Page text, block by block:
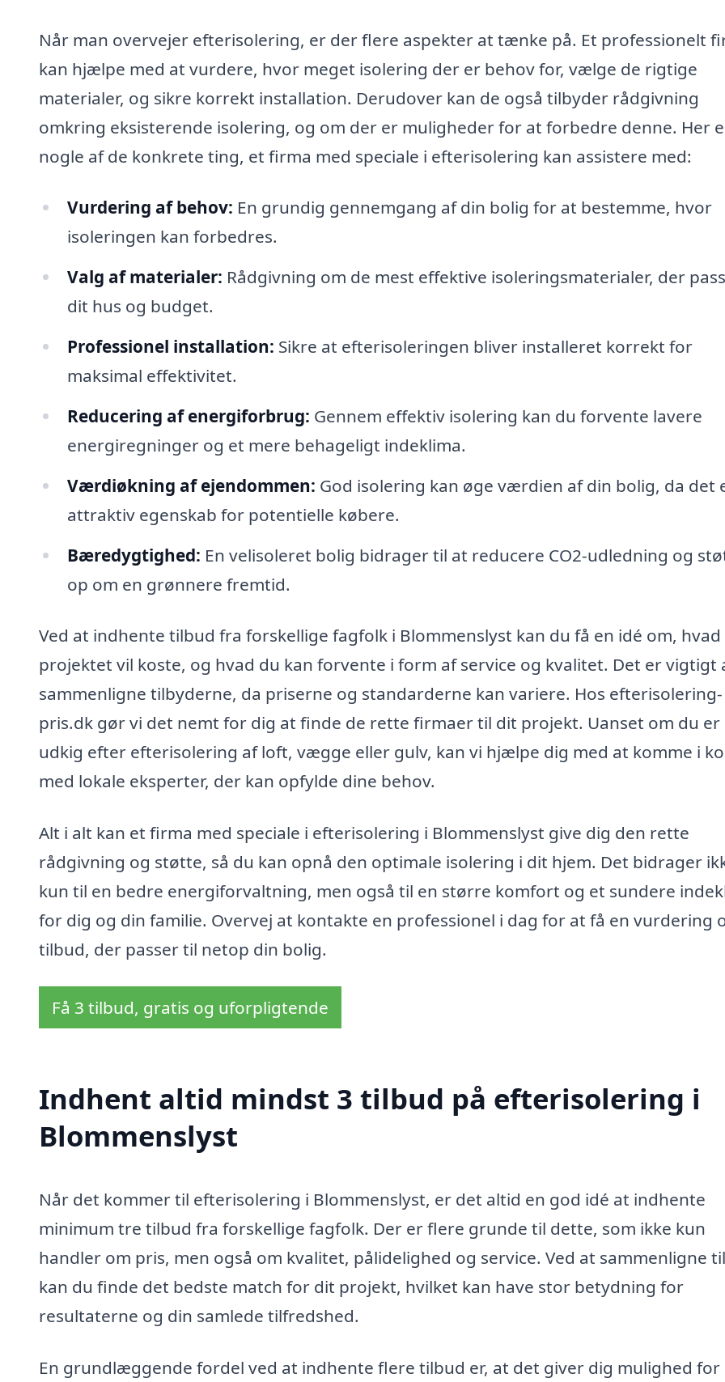
Når man overvejer efterisolering, er der flere aspekter at tænke på. Et professionelt
kan hjælpe med at vurdere, hvor meget isolering der er behov for, vælge de rigtige
materialer, og sikre korrekt installation. Derudover kan de også tilbyder rådgivning
omkring eksisterende isolering, og om der er muligheder for at forbedre denne. Her
nogle af de konkrete ting, et firma med speciale i efterisolering kan assistere med:
Vurdering af behov: En grundig gennemgang af din bolig for at bestemme, hvor
isoleringen kan forbedres.
Valg af materialer: Rådgivning om de mest effektive isoleringsmaterialer, der
dit hus og budget.
Professionel installation: Sikre at efterisoleringen bliver installeret korrekt for
maksimal effektivitet.
Reducering af energiforbrug: Gennem effektiv isolering kan du forvente lavere
energiregninger og et mere behageligt indeklima.
Værdiøkning af ejendommen: God isolering kan øge værdien af din bolig, da det
attraktiv egenskab for potentielle købere.
Bæredygtighed: En velisoleret bolig bidrager til at reducere CO2-udledning og
op om en grønnere fremtid.
Ved at indhente tilbud fra forskellige fagfolk i Blommenslyst kan du få en idé om, hvad
projektet vil koste, og hvad du kan forvente i form af service og kvalitet. Det er vigtigt
sammenligne tilbyderne, da priserne og standarderne kan variere. Hos efterisolering-
pris.dk gør vi det nemt for dig at finde de rette firmaer til dit projekt. Uanset om du er
udkig efter efterisolering af loft, vægge eller gulv, kan vi hjælpe dig med at komme i
med lokale eksperter, der kan opfylde dine behov.
Alt i alt kan et firma med speciale i efterisolering i Blommenslyst give dig den rette
rådgivning og støtte, så du kan opnå den optimale isolering i dit hjem. Det bidrager
kun til en bedre energiforvaltning, men også til en større komfort og et sundere
for dig og din familie. Overvej at kontakte en professionel i dag for at få en vurdering
tilbud, der passer til netop din bolig.
Få 3 tilbud, gratis og uforpligtende
Indhent altid mindst 3 tilbud på efterisolering i
Blommenslyst
Når det kommer til efterisolering i Blommenslyst, er det altid en god idé at indhente
minimum tre tilbud fra forskellige fagfolk. Der er flere grunde til dette, som ikke kun
handler om pris, men også om kvalitet, pålidelighed og service. Ved at sammenligne
kan du finde det bedste match for dit projekt, hvilket kan have stor betydning for
resultaterne og din samlede tilfredshed.
En grundlæggende fordel ved at indhente flere tilbud er, at det giver dig mulighed for